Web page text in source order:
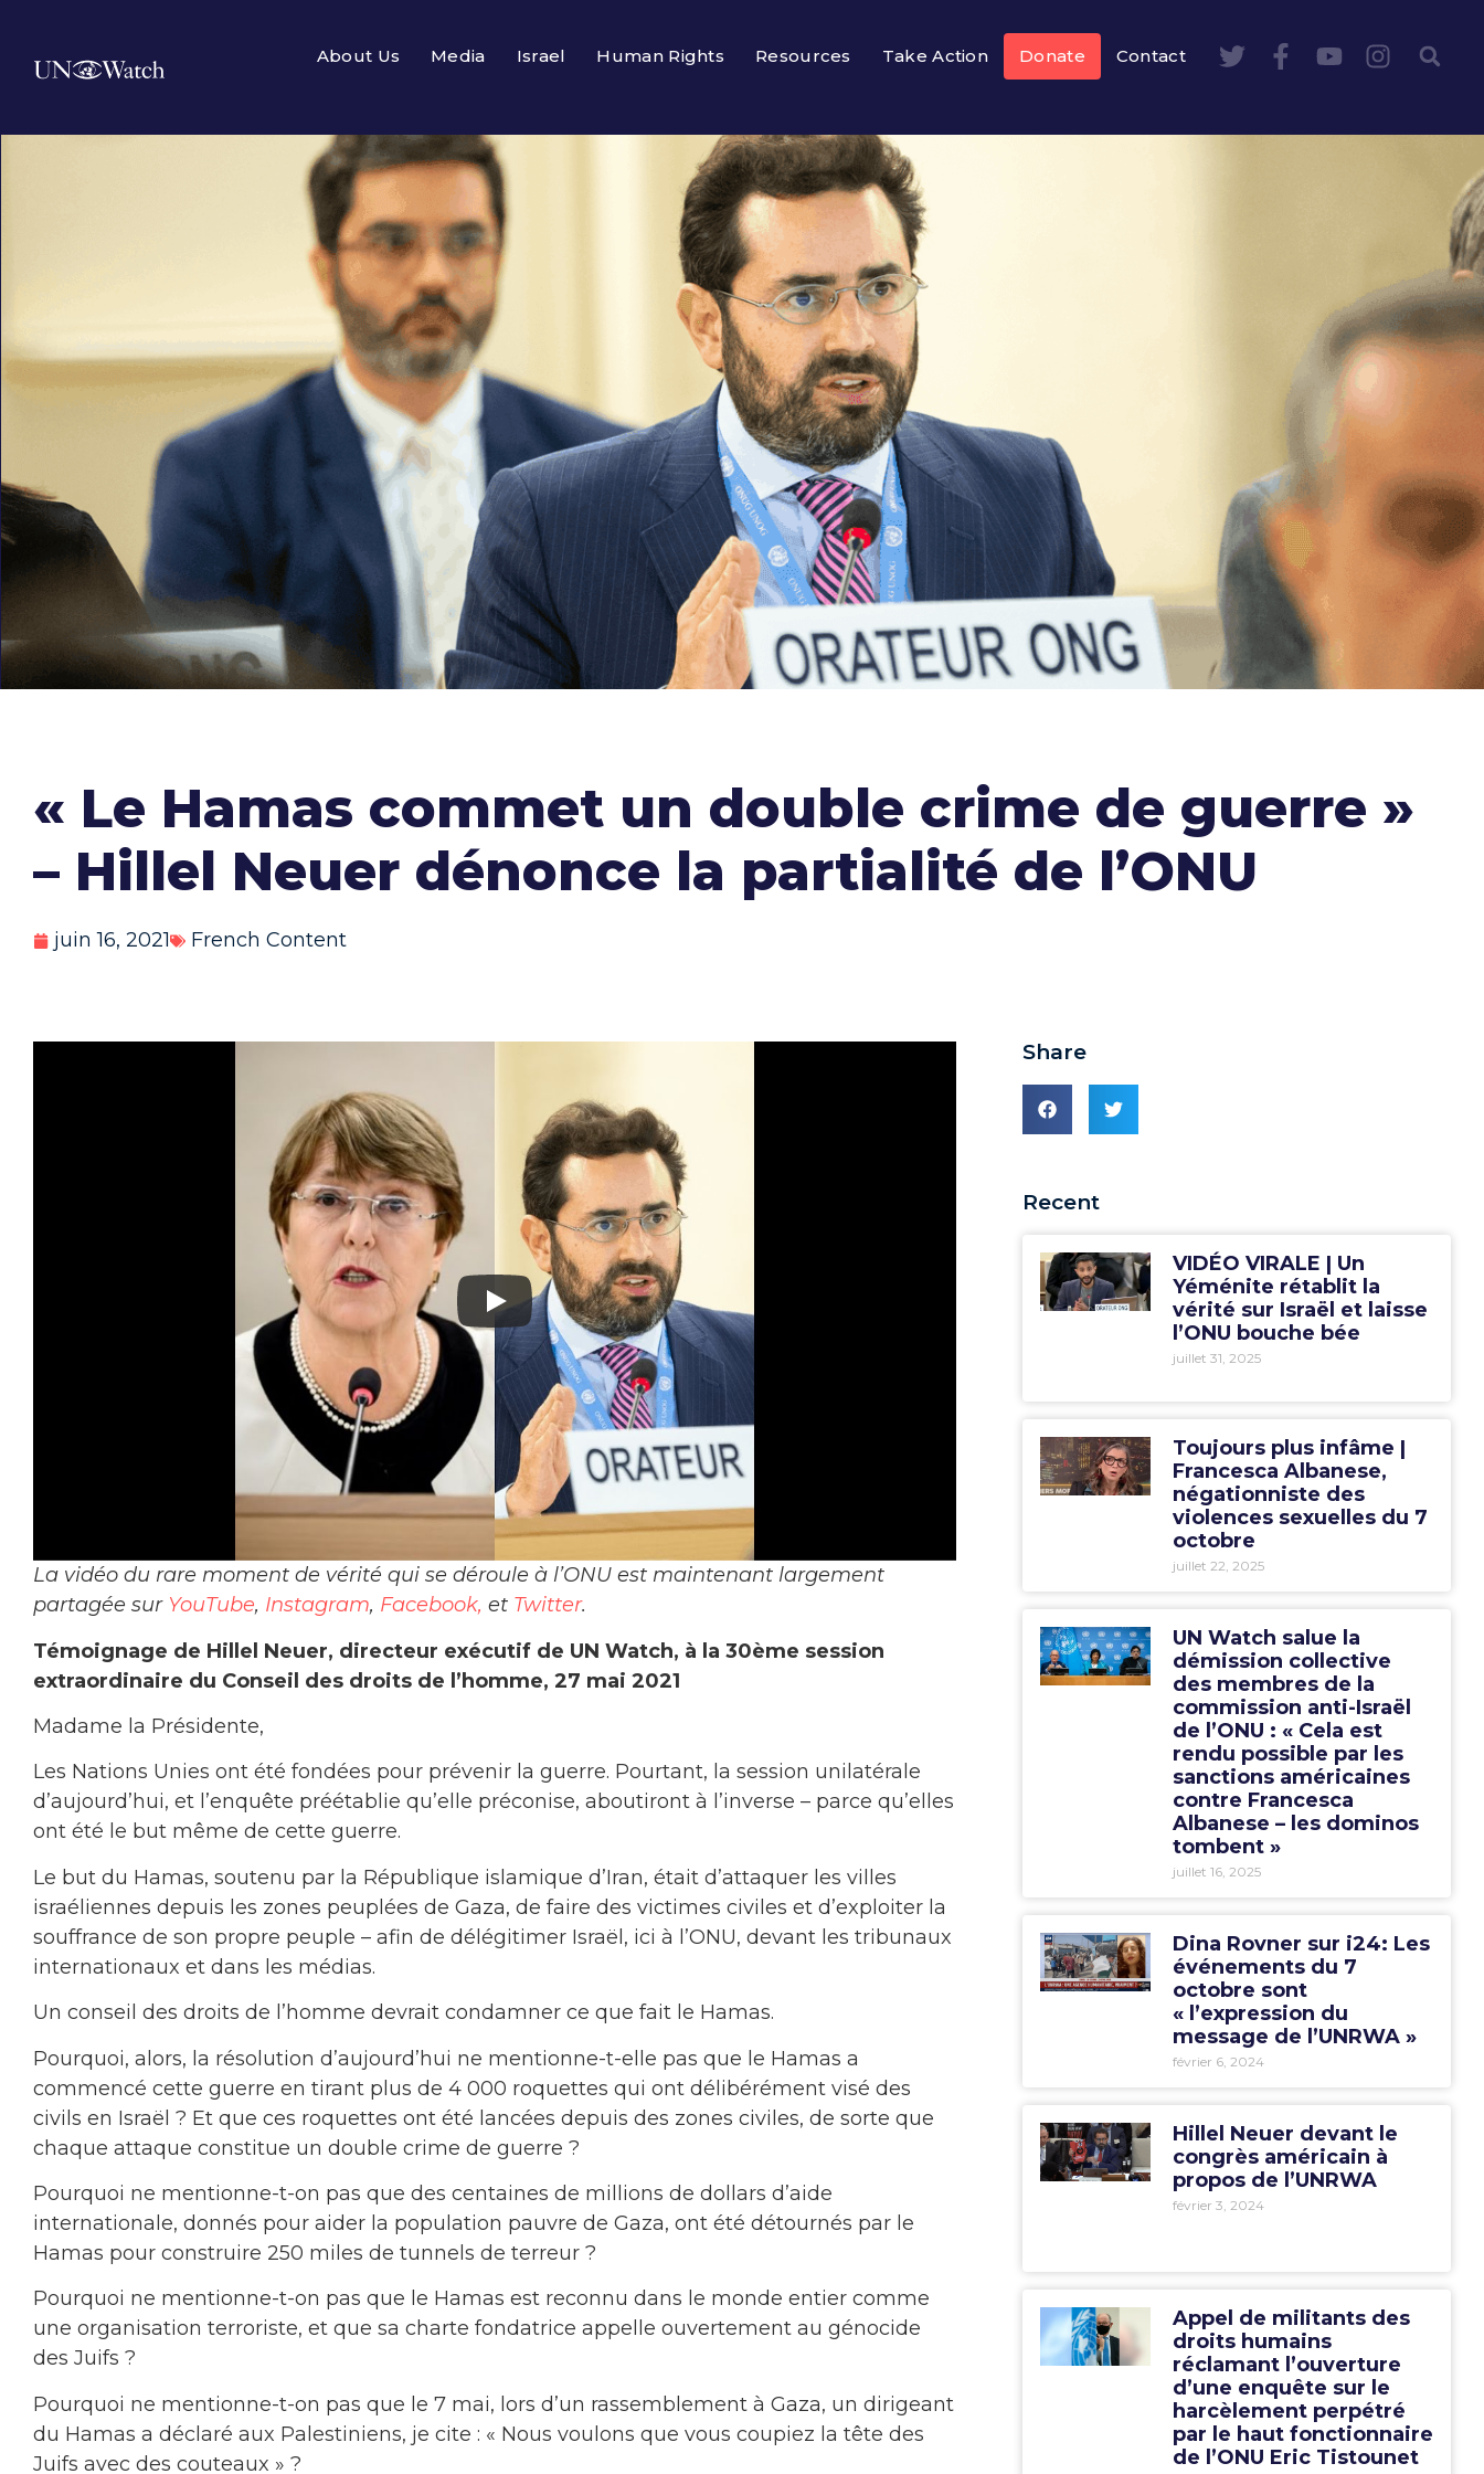
About Us Media Israel Human Rights Resources Take Action Donate Contact
« Le Hamas commet un double crime de guerre »
– Hillel Neuer dénonce la partialité de l’ONU
juin 16, 2021 French Content
La vidéo du rare moment de vérité qui se déroule à l’ONU est maintenant largement
partagée sur YouTube, Instagram, Facebook, et Twitter.
Témoignage de Hillel Neuer, directeur exécutif de UN Watch, à la 30ème session
extraordinaire du Conseil des droits de l’homme, 27 mai 2021
Madame la Présidente,
Les Nations Unies ont été fondées pour prévenir la guerre. Pourtant, la session unilatérale
d’aujourd’hui, et l’enquête préétablie qu’elle préconise, aboutiront à l’inverse – parce qu’elles
ont été le but même de cette guerre.
Le but du Hamas, soutenu par la République islamique d’Iran, était d’attaquer les villes
israéliennes depuis les zones peuplées de Gaza, de faire des victimes civiles et d’exploiter la
souffrance de son propre peuple – afin de délégitimer Israël, ici à l’ONU, devant les tribunaux
internationaux et dans les médias.
Un conseil des droits de l’homme devrait condamner ce que fait le Hamas.
Pourquoi, alors, la résolution d’aujourd’hui ne mentionne-t-elle pas que le Hamas a
commencé cette guerre en tirant plus de 4 000 roquettes qui ont délibérément visé des
civils en Israël ? Et que ces roquettes ont été lancées depuis des zones civiles, de sorte que
chaque attaque constitue un double crime de guerre ?
Pourquoi ne mentionne-t-on pas que des centaines de millions de dollars d’aide
internationale, donnés pour aider la population pauvre de Gaza, ont été détournés par le
Hamas pour construire 250 miles de tunnels de terreur ?
Pourquoi ne mentionne-t-on pas que le Hamas est reconnu dans le monde entier comme
une organisation terroriste, et que sa charte fondatrice appelle ouvertement au génocide
des Juifs ?
Pourquoi ne mentionne-t-on pas que le 7 mai, lors d’un rassemblement à Gaza, un dirigeant
du Hamas a déclaré aux Palestiniens, je cite : « Nous voulons que vous coupiez la tête des
Juifs avec des couteaux » ?
Share
Recent
VIDÉO VIRALE | Un
Yéménite rétablit la
vérité sur Israël et laisse
l’ONU bouche bée
juillet 31, 2025
Toujours plus infâme |
Francesca Albanese,
négationniste des
violences sexuelles du 7
octobre
juillet 22, 2025
UN Watch salue la
démission collective
des membres de la
commission anti-Israël
de l’ONU : « Cela est
rendu possible par les
sanctions américaines
contre Francesca
Albanese – les dominos
tombent »
juillet 16, 2025
Dina Rovner sur i24: Les
événements du 7
octobre sont
« l’expression du
message de l’UNRWA »
février 6, 2024
Hillel Neuer devant le
congrès américain à
propos de l’UNRWA
février 3, 2024
Appel de militants des
droits humains
réclamant l’ouverture
d’une enquête sur le
harcèlement perpétré
par le haut fonctionnaire
de l’ONU Eric Tistounet